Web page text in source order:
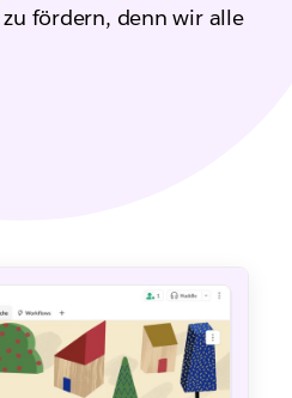
fördern, denn wir alle